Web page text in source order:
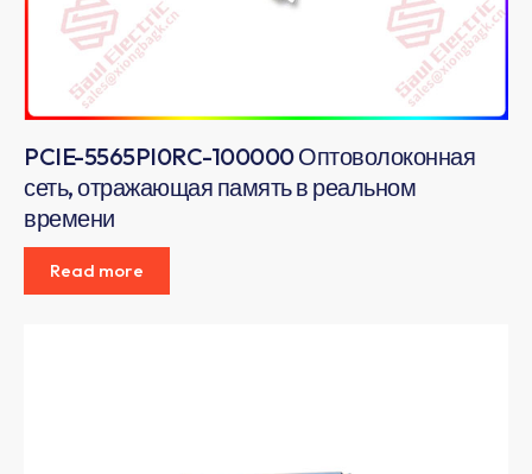
PCIE-5565PI0RC-100000 Оптоволоконная
сеть, отражающая память в реальном
времени
Read more